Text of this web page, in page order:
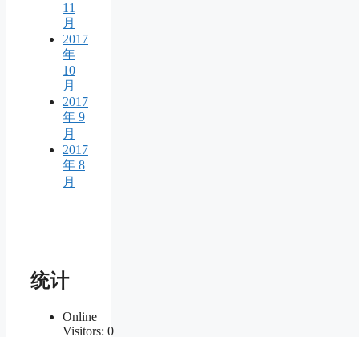
11
月
2017
年
10
月
2017
年 9
月
2017
年 8
月
统计
Online
Visitors: 0